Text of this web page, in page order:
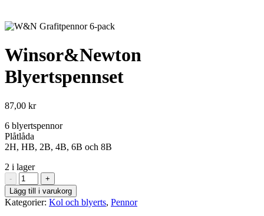
Winsor&Newton
Blyertspennset
87,00 kr
6 blyertspennor
Plåtlåda
2H, HB, 2B, 4B, 6B och 8B
2 i lager
-
Winsor&Newton
Blyertspennset
mängd
+
Lägg till i varukorg
Kategorier: Kol och blyerts, Pennor